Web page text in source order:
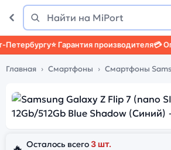
Поиск
Найти
⭐ Гарантия производителя💳
Главная Смартфоны Смартфоны
Осталось всего3 шт.